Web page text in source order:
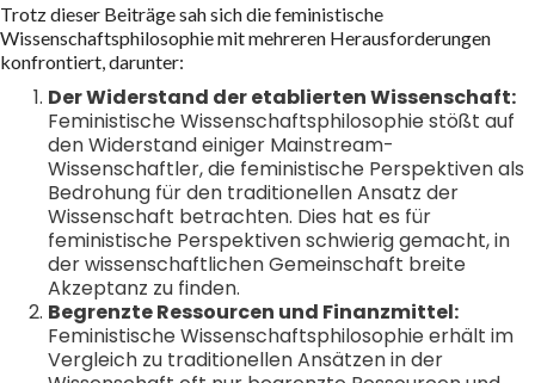
Trotz dieser Beiträge sah sich die feministische
Wissenschaftsphilosophie mit mehreren Herausforderungen
konfrontiert, darunter:
Der Widerstand der etablierten Wissenschaft:
Feministische Wissenschaftsphilosophie stößt auf
den Widerstand einiger Mainstream-
Wissenschaftler, die feministische Perspektiven als
Bedrohung für den traditionellen Ansatz der
Wissenschaft betrachten. Dies hat es für
feministische Perspektiven schwierig gemacht, in
der wissenschaftlichen Gemeinschaft breite
Akzeptanz zu finden.
Begrenzte Ressourcen und Finanzmittel:
Feministische Wissenschaftsphilosophie erhält im
Vergleich zu traditionellen Ansätzen in der